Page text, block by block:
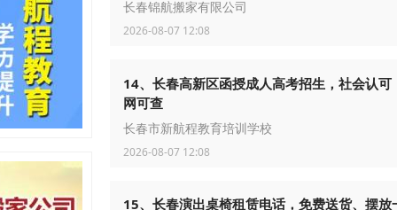
长春锦航搬家有限公司
2026-08-07 12:08
14、长春高新区函授成人高考招生，社会认可
网可查
长春市新航程教育培训学校
2026-08-07 12:08
15、长春演出桌椅租赁电话，免费送货、摆放